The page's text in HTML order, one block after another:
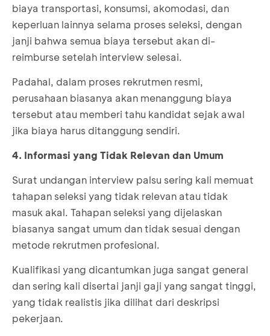
biaya transportasi, konsumsi, akomodasi, dan
keperluan lainnya selama proses seleksi, dengan
janji bahwa semua biaya tersebut akan di-
reimburse setelah interview selesai.
Padahal, dalam proses rekrutmen resmi,
perusahaan biasanya akan menanggung biaya
tersebut atau memberi tahu kandidat sejak awal
jika biaya harus ditanggung sendiri.
4. Informasi yang Tidak Relevan dan Umum
Surat undangan interview palsu sering kali memuat
tahapan seleksi yang tidak relevan atau tidak
masuk akal. Tahapan seleksi yang dijelaskan
biasanya sangat umum dan tidak sesuai dengan
metode rekrutmen profesional.
Kualifikasi yang dicantumkan juga sangat general
dan sering kali disertai janji gaji yang sangat tinggi,
yang tidak realistis jika dilihat dari deskripsi
pekerjaan.